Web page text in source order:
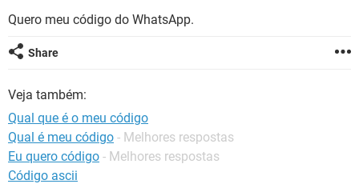
INSTAGRAM GMAIL
GUIA DE COMPRAS
INSTAGRAM
GUIA DE COMPRAS
Quero meu código do WhatsApp.
Share
Veja também:
Qual que é o meu código
Qual é meu código - Melhores respostas
Eu quero código - Melhores respostas
Código ascii